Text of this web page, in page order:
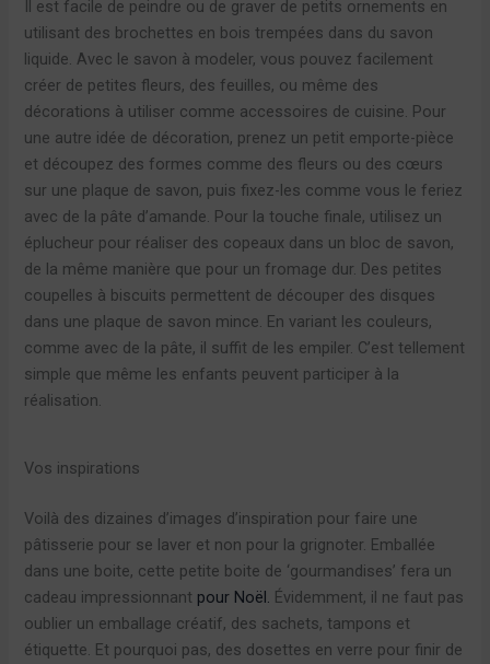
Il est facile de peindre ou de graver de petits ornements en
utilisant des brochettes en bois trempées dans du savon
liquide. Avec le savon à modeler, vous pouvez facilement
créer de petites fleurs, des feuilles, ou même des
décorations à utiliser comme accessoires de cuisine. Pour
une autre idée de décoration, prenez un petit emporte-pièce
et découpez des formes comme des fleurs ou des cœurs
sur une plaque de savon, puis fixez-les comme vous le feriez
avec de la pâte d’amande. Pour la touche finale, utilisez un
éplucheur pour réaliser des copeaux dans un bloc de savon,
de la même manière que pour un fromage dur. Des petites
coupelles à biscuits permettent de découper des disques
dans une plaque de savon mince. En variant les couleurs,
comme avec de la pâte, il suffit de les empiler. C’est tellement
simple que même les enfants peuvent participer à la
réalisation.
Vos inspirations
Voilà des dizaines d’images d’inspiration pour faire une
pâtisserie pour se laver et non pour la grignoter. Emballée
dans une boite, cette petite boite de ‘gourmandises’ fera un
cadeau impressionnant pour Noël. Évidemment, il ne faut pas
oublier un emballage créatif, des sachets, tampons et
étiquette. Et pourquoi pas, des dosettes en verre pour finir de